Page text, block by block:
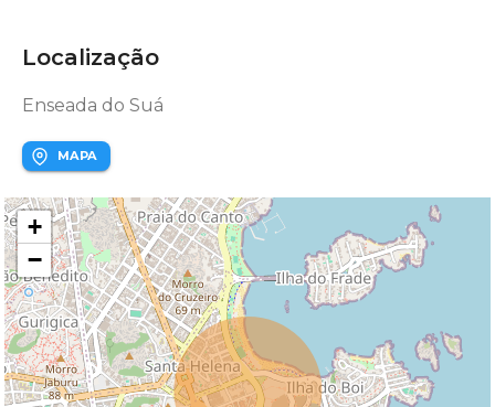
Localização
Enseada do Suá
MAPA
+
−